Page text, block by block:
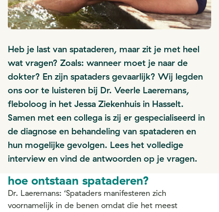
Heb je last van spataderen, maar zit je met heel
wat vragen? Zoals: wanneer moet je naar de
dokter? En zijn spataders gevaarlijk? Wij legden
ons oor te luisteren bij Dr. Veerle Laeremans,
fleboloog in het Jessa Ziekenhuis in Hasselt.
Samen met een collega is zij er gespecialiseerd in
de diagnose en behandeling van spataderen en
hun mogelijke gevolgen. Lees het volledige
interview en vind de antwoorden op je vragen.
hoe ontstaan spataderen?
Dr. Laeremans: ‘Spataders manifesteren zich
voornamelijk in de benen omdat die het meest